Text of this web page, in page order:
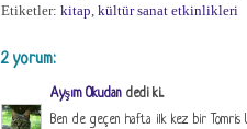
Etiketler: kitap kültür sanat etkinlikleri
2 yorum:
Ayşım Okudan dedi ki...
Ben de geçen hafta ilk kez bir Tomris